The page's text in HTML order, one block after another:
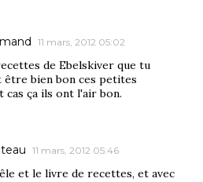
11 mars, 2012 05:02
de Ebelskiver que tu
être bien bon ces petites
cas ça ils ont l'air bon.
11 mars, 2012 05:46
et le livre de recettes, et avec